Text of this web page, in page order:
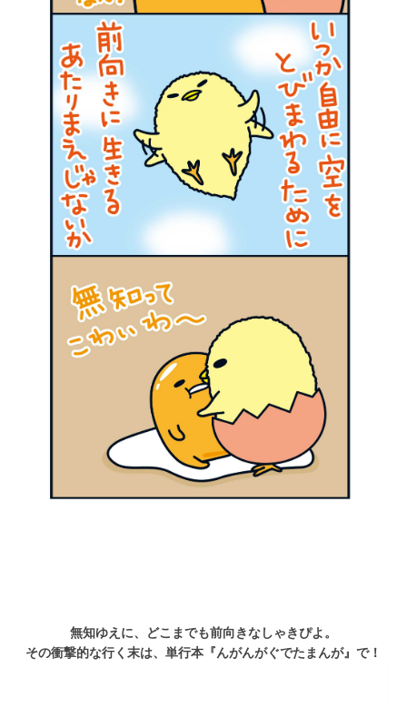
無知ゆえに、どこまでも前向きなしゃきぴよ。
その衝撃的な行く末は、単行本『んがんがぐでたまんが』で！